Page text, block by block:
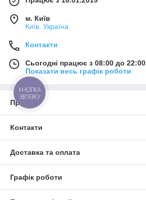
м. Київ
Київ, Україна
Контакти
Сьогодні працює з 08:00 до 22:00
Показати весь графік роботи
Про нас
Контакти
Доставка та оплата
Графік роботи
КНОПКА
ЗВ'ЯЗКУ